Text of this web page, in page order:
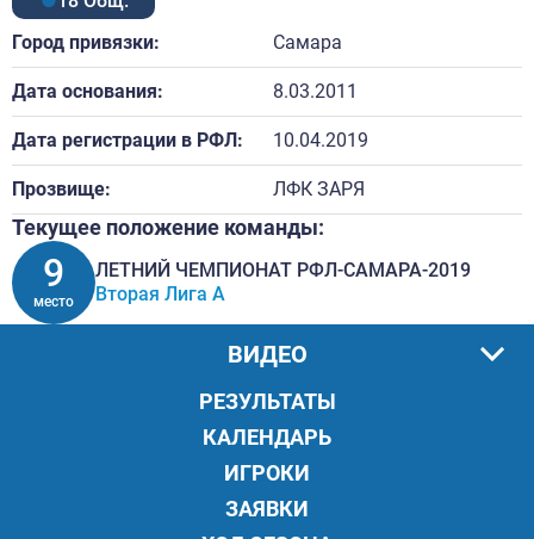
Город привязки: Самара
Дата основания: 8.03.2011
Дата регистрации в РФЛ: 10.04.2019
Прозвище: ЛФК ЗАРЯ
Текущее положение команды:
9
место
ЛЕТНИЙ ЧЕМПИОНАТ РФЛ-САМАРА-2019
Вторая Лига А
РЕЗУЛЬТАТЫ
КАЛЕНДАРЬ
ИГРОКИ
ЗАЯВКИ
ВИДЕО